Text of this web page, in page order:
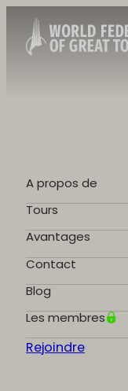
A propos de
Tours
Avantages
Contact
Blog
Les membres
Rejoindre